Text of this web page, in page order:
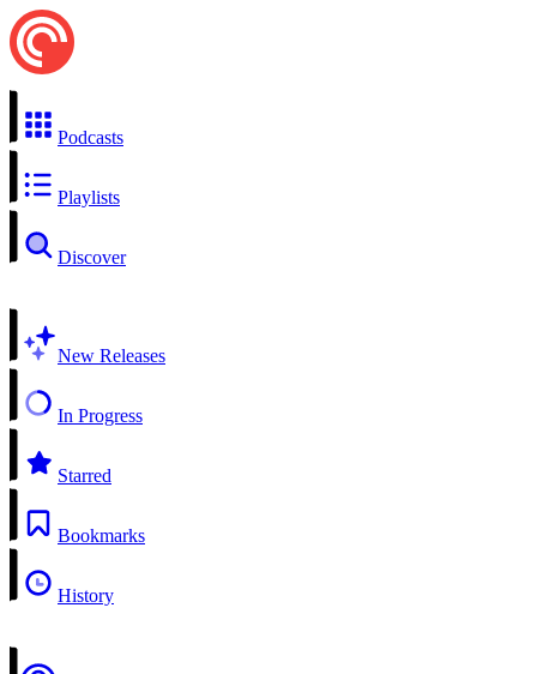
Podcasts
Playlists
Discover
New Releases
In Progress
Starred
Bookmarks
History